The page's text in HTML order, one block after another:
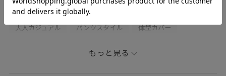
女子会コーデ 韓国ファッション
大人カジュアル パンツスタイル 体型カバー
ヘルシーコーデ
もっと見る